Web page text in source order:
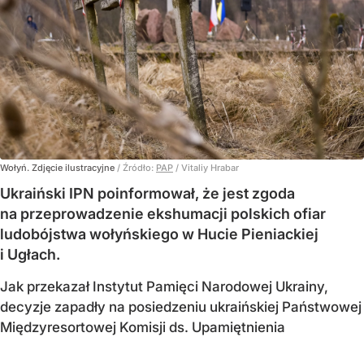
Wołyń. Zdjęcie ilustracyjne / Źródło: PAP / Vitaliy Hrabar
Ukraiński IPN poinformował, że jest zgoda
na przeprowadzenie ekshumacji polskich ofiar
ludobójstwa wołyńskiego w Hucie Pieniackiej
i Ugłach.
Jak przekazał Instytut Pamięci Narodowej Ukrainy,
decyzje zapadły na posiedzeniu ukraińskiej Państwowej
Międzyresortowej Komisji ds. Upamiętnienia